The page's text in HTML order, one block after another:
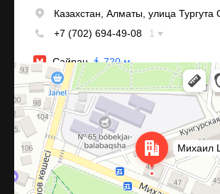
Алматы
Улица Михаила Шолохова, 49 — Яндекс Карты